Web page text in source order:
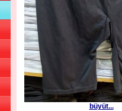
büyüt...